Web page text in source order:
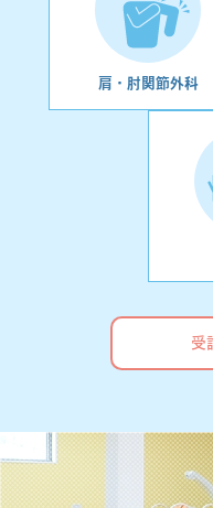
肩・肘関節外科
受